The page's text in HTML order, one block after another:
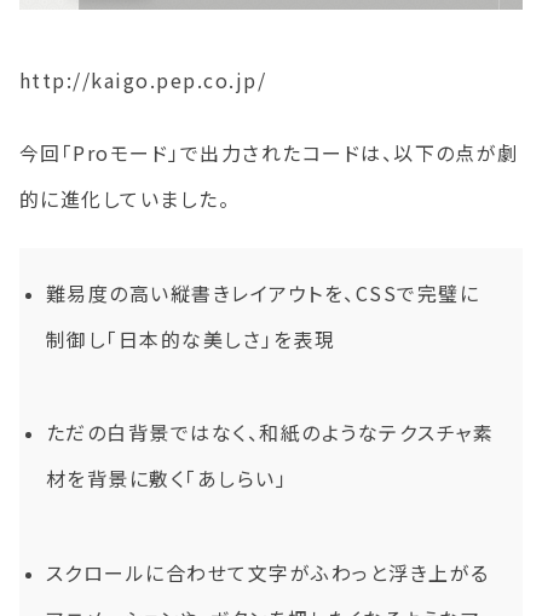
http://kaigo.pep.co.jp/
今回「Proモード」で出力されたコードは、以下の点が劇
的に進化していました。
難易度の高い縦書きレイアウトを、CSSで完璧に
制御し「日本的な美しさ」を表現
ただの白背景ではなく、和紙のようなテクスチャ素
材を背景に敷く「あしらい」
スクロールに合わせて文字がふわっと浮き上がる